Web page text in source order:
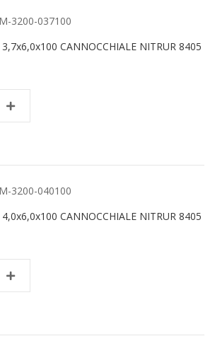
3200-037100
3,7x6,0x100 CANNOCCHIALE NITRUR 8405
3200-040100
4,0x6,0x100 CANNOCCHIALE NITRUR 8405